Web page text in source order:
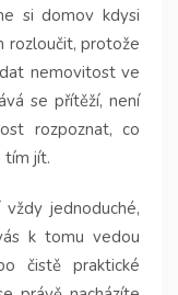
si domov kdysi
rozloučit, protože
nemovitost ve
se přítěží, není
rozpoznat, co
tím jít.
jednoduché,
k tomu vedou
čistě praktické